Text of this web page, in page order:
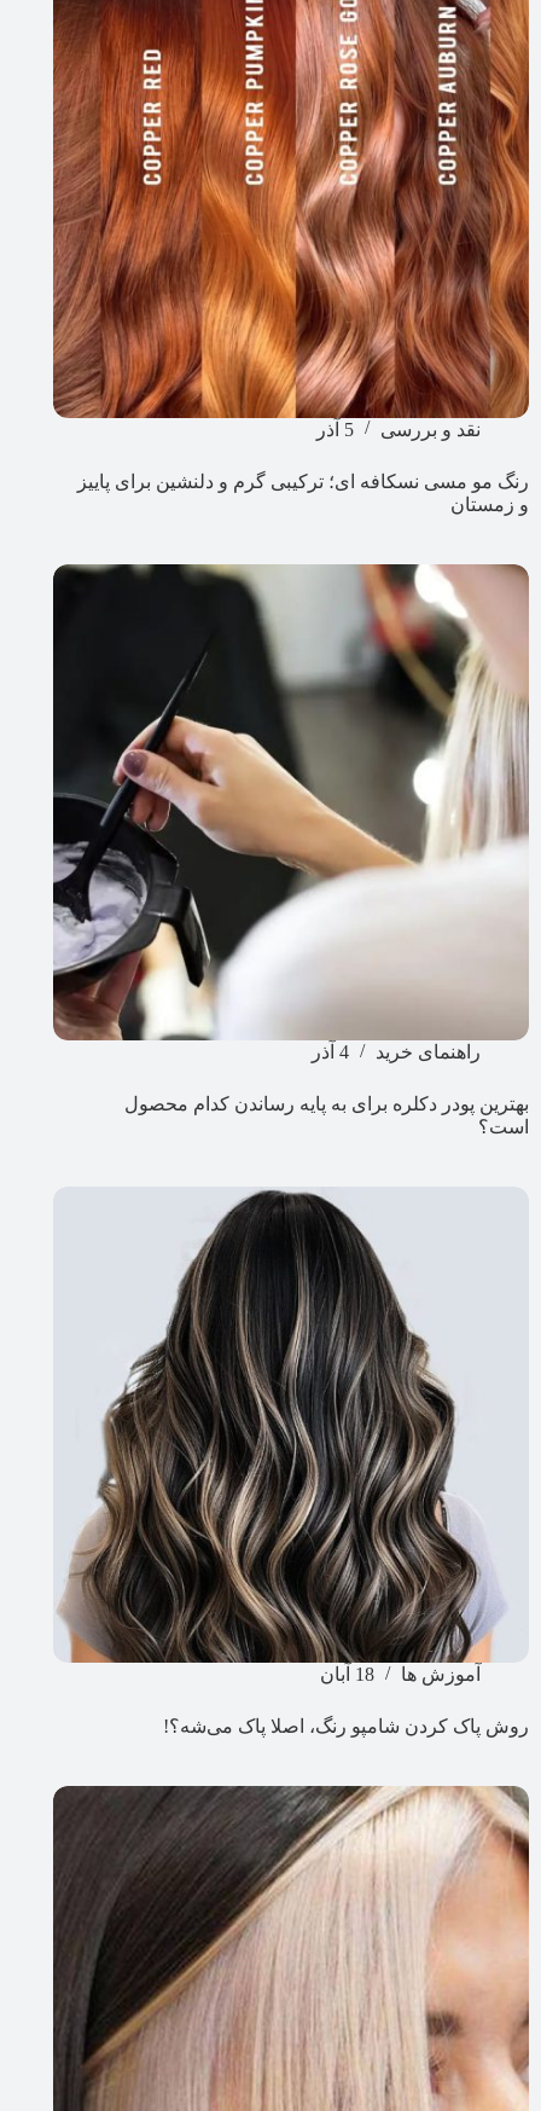
نقد و بررسی 5 آذر
رنگ مو مسی نسکافه ای؛ ترکیبی گرم و دلنشین برای پاییز
و زمستان
راهنمای خرید 4 آذر
بهترین پودر دکلره برای به پایه رساندن کدام محصول
است؟
آموزش ها 18 آبان
روش پاک کردن شامپو رنگ، اصلا پاک می‌شه؟!